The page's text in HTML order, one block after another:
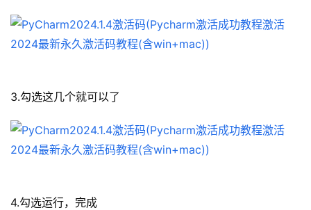
3.勾选这几个就可以了
4.勾选运行，完成